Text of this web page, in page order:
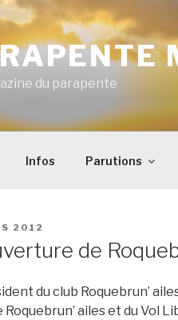
du parapente
Infos Parutions
2012
de
du club Roquebrun’
Roquebrun’ ailes et du Vol